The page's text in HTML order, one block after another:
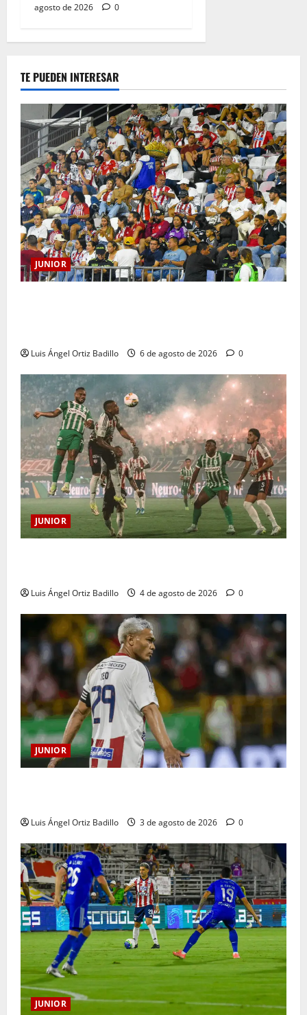
agosto de 2026
0
TE PUEDEN INTERESAR
JUNIOR
Luis Ángel Ortiz Badillo 6 de agosto de 2026 0
JUNIOR
Luis Ángel Ortiz Badillo 4 de agosto de 2026 0
JUNIOR
Luis Ángel Ortiz Badillo 3 de agosto de 2026 0
JUNIOR